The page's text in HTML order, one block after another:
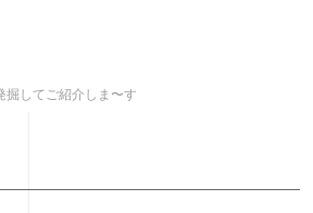
掘してご紹介しま〜す